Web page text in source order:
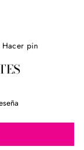
Hacer pin